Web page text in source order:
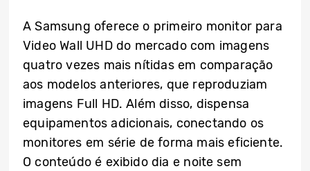
A Samsung oferece o primeiro monitor para
Video Wall UHD do mercado com imagens
quatro vezes mais nítidas em comparação
aos modelos anteriores, que reproduziam
imagens Full HD. Além disso, dispensa
equipamentos adicionais, conectando os
monitores em série de forma mais eficiente.
O conteúdo é exibido dia e noite sem